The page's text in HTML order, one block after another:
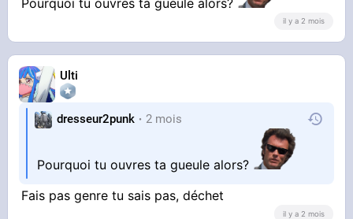
il y a 2 mois
Ulti
dresseur2punk 2 mois
Pourquoi tu ouvres ta gueule alors?
Fais pas genre tu sais pas, déchet
il y a 2 mois